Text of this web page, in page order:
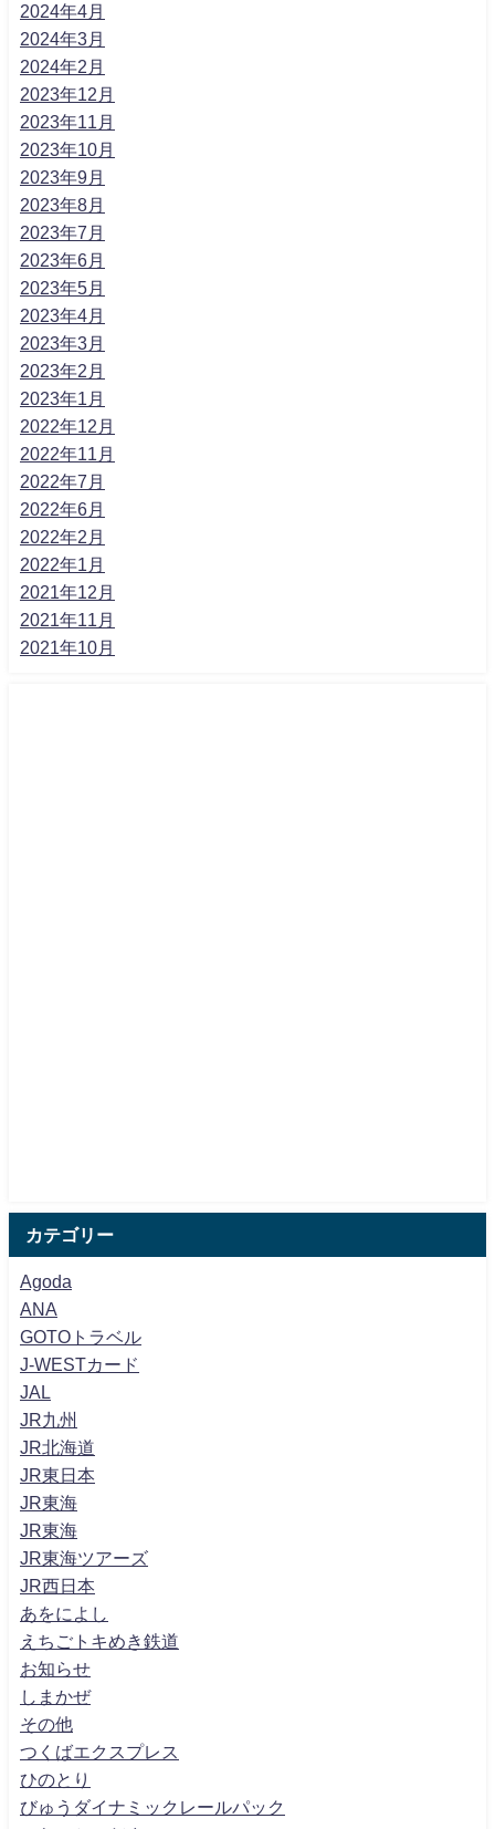
2024年4月
2024年3月
2024年2月
2023年12月
2023年11月
2023年10月
2023年9月
2023年8月
2023年7月
2023年6月
2023年5月
2023年4月
2023年3月
2023年2月
2023年1月
2022年12月
2022年11月
2022年7月
2022年6月
2022年2月
2022年1月
2021年12月
2021年11月
2021年10月
カテゴリー
Agoda
ANA
GOTOトラベル
J-WESTカード
JAL
JR九州
JR北海道
JR東日本
JR東海
JR東海
JR東海ツアーズ
JR西日本
あをによし
えちごトキめき鉄道
お知らせ
しまかぜ
その他
つくばエクスプレス
ひのとり
びゅうダイナミックレールパック